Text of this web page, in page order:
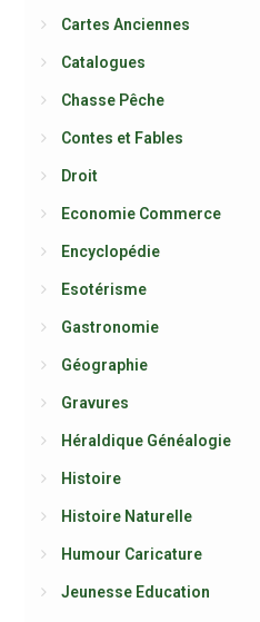
Cartes Anciennes
Catalogues
Chasse Pêche
Contes et Fables
Droit
Economie Commerce
Encyclopédie
Esotérisme
Gastronomie
Géographie
Gravures
Héraldique Généalogie
Histoire
Histoire Naturelle
Humour Caricature
Jeunesse Education